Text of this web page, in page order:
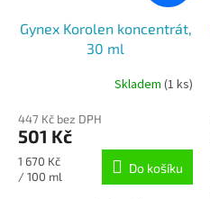
Gynex Korolen koncentrát,
30 ml
Skladem (1 ks)
447 Kč bez DPH
501 Kč
Měrná
cena:
1 670 Kč
/ 100 ml
Do košíku